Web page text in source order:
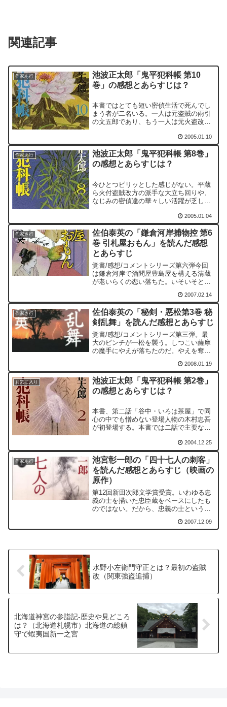
関連記事
作家あ行
池波正太郎「鬼平犯科帳 第10
巻」の感想とあらすじは？
本書ではとても短い密偵生活で死んでし
まう者が二名いる。一人は元盗賊の雨引
の文五郎であり、もう一人は元火盗改方
じみの密偵同様に活躍するのかと思いき
や、この巻だけの登場となってしまっ
た。
2005.01.10
作家あ行
池波正太郎「鬼平犯科帳 第8巻」
の感想とあらすじは？
今ひとつピリッとした感じがない。平蔵
ら火付盗賊改方の派手な大立ち回りや、
なじみの密偵達の華々しい活躍が乏しく
スケールを感じる短編である。2005.01.04
作家さ行
佐伯泰英の「鎌倉河岸捕物控 第6
巻 引札屋おもん」を読んだ感想
とあらすじ
覚書/感想/コメントシリーズ第六弾今回
は鎌倉河岸で酒問屋豊島屋を構える清蔵
が老いらくの恋い落ちた。いそいそと出
いていない。豊島屋は何となく気が抜け
たような雰囲気になり、清蔵を知る誰も
が心配をしている。豊島...
2007.02.14
作家さ行
佐伯泰英の「秘剣・悪松第3巻 秘
剣乱舞」を読んだ感想とあらすじ
覚書/感想/コメントシリーズ第三弾。最
大のピンチが一松を襲う。しつこい薩摩
の魔手にやえが落ちたのだ。やえを奪い
む。前作で水戸藩との関わりが出来たよ
うで、スルリと関わりが消えたようにも
思えたが、本作で強い関わ...
2008.01.19
お気に入り
池波正太郎「鬼平犯科帳 第2巻」
の感想とあらすじは？
本書、第二話「谷中・いろは茶屋」で同
心の中でも憎めない登場人物の木村忠吾
が初登場する。本書では二話で主要な役
彦十は密偵として板に付き始めてきてい
るようである。
2004.12.25
作家あ行
池宮彰一郎の「四十七人の刺客」
を読んだ感想とあらすじ（映画の
原作）
第12回新田次郎文学賞受賞。いわゆる忠
義の士を描いた忠臣蔵をベースにしたも
のではない。だから、忠義の士という描
2007.12.09
水野小左衛門守正とは？最初の盗賊
改（関東強盗追捕）
北海道神宮の参詣記-歴史や見どころ
は？（北海道札幌市）北海道の総鎮
守で蝦夷国新一之宮